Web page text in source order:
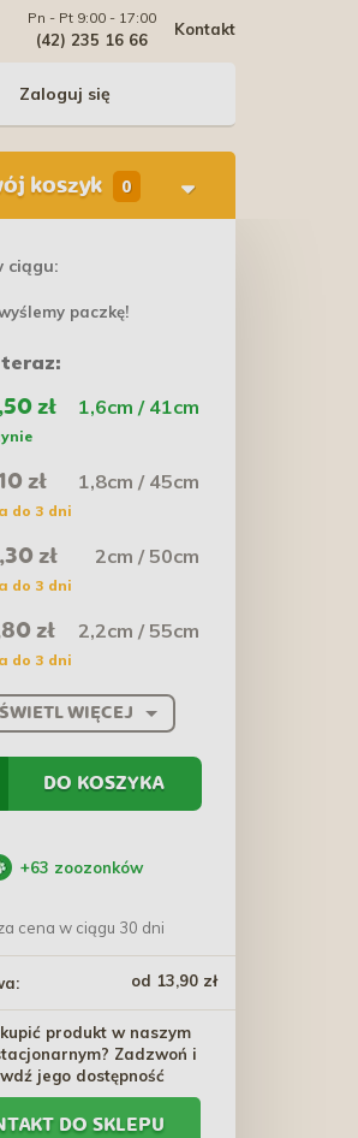
Kontakt
Pn - Pt 9:00 - 17:00
(42) 235 16 66
Zaloguj się
koszyk 0
pęseta
30cm
DINGO Smycz pojedyncza
Winnetou - niebieska
17,40 zł - 26,80 zł
ciągu:
paczkę!
zł 1,6cm / 41cm
zł 1,8cm / 45cm
do 3 dni
zł 2cm / 50cm
do 3 dni
zł 2,2cm / 55cm
do 3 dni
WIĘCEJ
DO KOSZYKA
+63 zoozonków
cena w ciągu 30 dni
od 13,90 zł
produkt w naszym
Zadzwoń i
jego dostępność
DO SKLEPU